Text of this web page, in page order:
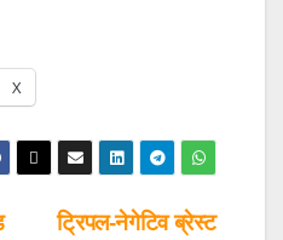
X
ट्रिपल-नेगेटिव ब्रेस्ट